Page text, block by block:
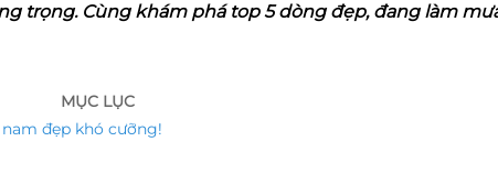
trọng. Cùng khám phá top 5 dòng đẹp, đang làm
MỤC LỤC
đẹp khó cưỡng!